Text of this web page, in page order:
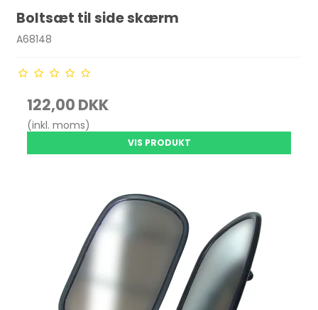
Boltsæt til side skærm
A68148
122,00 DKK
(inkl. moms)
VIS PRODUKT